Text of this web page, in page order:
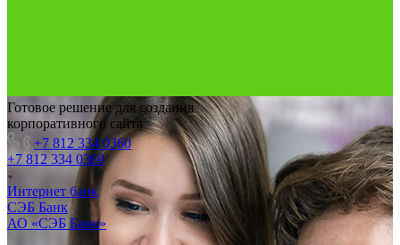
Готовое решение для создания
корпоративного сайта
+7 812 334 0360
+7 812 334 0360
Интернет банк
СЭБ Банк
АО «СЭБ Банк»